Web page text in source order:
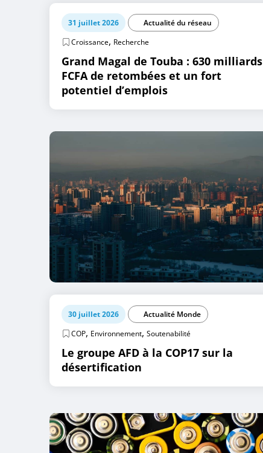
31 juillet 2026
Actualité du réseau
Croissance, Recherche
Grand Magal de Touba : 630 milliards
FCFA de retombées et un fort
potentiel d’emplois
30 juillet 2026
Actualité Monde
COP, Environnement, Soutenabilité
Le groupe AFD à la COP17 sur la
désertification